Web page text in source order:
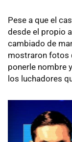
Pese a que el
desde el propio
cambiado de
mostraron fotos
ponerle nombre
los luchadores